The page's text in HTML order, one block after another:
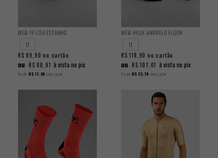
MEIA FF LISA ESTANHO
U
R$ 89,90 no cartão
ou R$ 80,91 à vista no pix
5x de R$ 17,98 sem juros
MEIA HELIX AMARELO FLUOR
U
R$ 118,90 no cartão
ou R$ 107,01 à vista no pix
5x de R$ 23,78 sem juros